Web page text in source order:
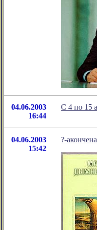
04.06.2003
16:44
C 4 по 15
04.06.2003
15:42
?-